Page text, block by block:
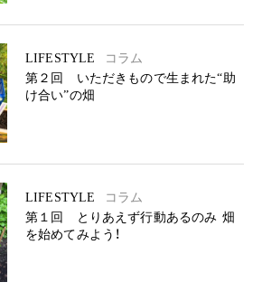
LIFESTYLE
コラム
第２回 いただきもので生まれた“助
け合い”の畑
LIFESTYLE
コラム
第１回 とりあえず行動あるのみ 畑
を始めてみよう！